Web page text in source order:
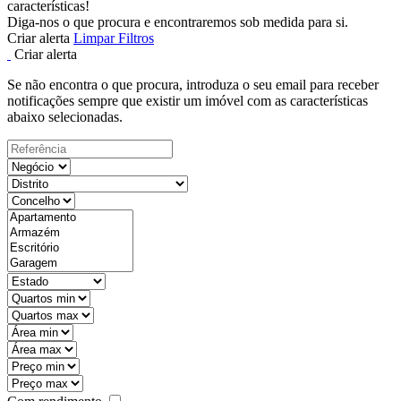
características!
Diga-nos o que procura e encontraremos sob medida para si.
Criar alerta Limpar Filtros
Criar alerta
Se não encontra o que procura, introduza o seu email para receber
notificações sempre que existir um imóvel com as características
abaixo selecionadas.